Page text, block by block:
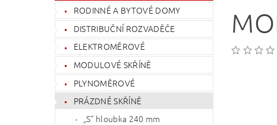
RODINNÉ A BYTOVÉ DOMY
DISTRIBUČNÍ ROZVADĚČE
ELEKTROMĚROVÉ
MODULOVÉ SKŘÍNĚ
PLYNOMĚROVÉ
PRÁZDNÉ SKŘÍNĚ
„S“ hloubka 240 mm